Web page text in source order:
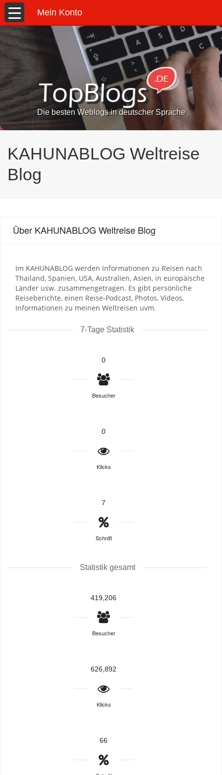
Mein Konto
Die besten Weblogs in deutscher Sprache
KAHUNABLOG Weltreise
Blog
Über KAHUNABLOG Weltreise Blog
Im KAHUNABLOG werden Informationen zu Reisen nach
Thailand, Spanien, USA, Australien, Asien, in europäische
Länder usw. zusammengetragen. Es gibt persönliche
Reiseberichte, einen Reise-Podcast, Photos, Videos,
Informationen zu meinen Weltreisen uvm.
7-Tage Statistik
0
Besucher
0
Klicks
7
Schnitt
Statistik gesamt
419,206
Besucher
626,892
Klicks
66